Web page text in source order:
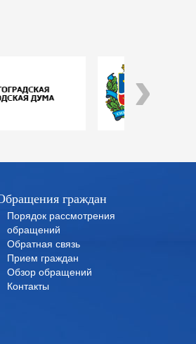
›
граждан
Порядок рассмотрения
обращений
Обратная связь
Прием граждан
Обзор обращений
Контакты